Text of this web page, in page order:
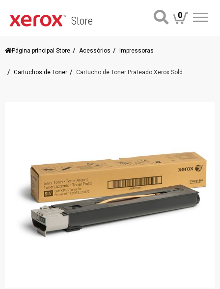
Store 0
Página principal Store Acessórios Impressoras
Cartuchos de Toner Cartucho de Toner Prateado Xerox Sold